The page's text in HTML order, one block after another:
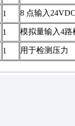
1 8 点输入
1 模拟量输入4路
1
用于检测压力